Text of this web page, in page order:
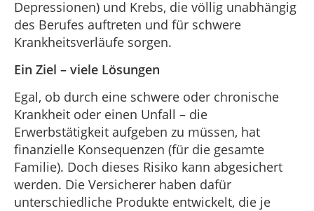
Depressionen) und Krebs, die völlig unabhängig
des Berufes auftreten und für schwere
Krankheitsverläufe sorgen.
Ein Ziel – viele Lösungen
Egal, ob durch eine schwere oder chronische
Krankheit oder einen Unfall – die
Erwerbstätigkeit aufgeben zu müssen, hat
finanzielle Konsequenzen (für die gesamte
Familie). Doch dieses Risiko kann abgesichert
werden. Die Versicherer haben dafür
unterschiedliche Produkte entwickelt, die je